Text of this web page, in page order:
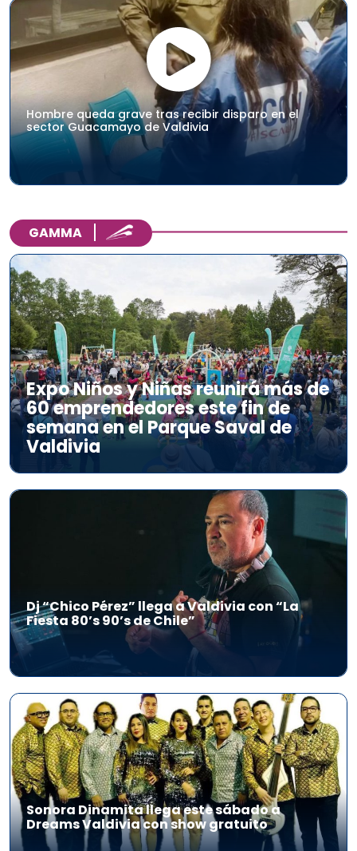
Hombre queda grave tras recibir disparo en el
sector Guacamayo de Valdivia
GAMMA
Expo Niños y Niñas reunirá más de
60 emprendedores este fin de
semana en el Parque Saval de
Valdivia
Dj “Chico Pérez” llega a Valdivia con “La
Fiesta 80’s 90’s de Chile”
Sonora Dinamita llega este sábado a
Dreams Valdivia con show gratuito